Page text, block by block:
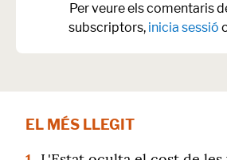
Per veure els comentaris
subscriptors, inicia sessió
EL MÉS LLEGIT